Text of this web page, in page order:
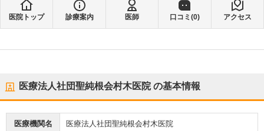
医院トップ 診療案内 医師 口コミ(0) アクセス
医療法人社団聖純根会村木医院の基本情報
医療機関名 医療法人社団聖純根会村木医院